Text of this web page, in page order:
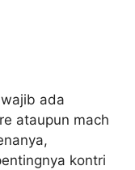
ada
ataupun mach
kontri